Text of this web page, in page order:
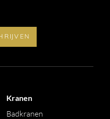
Kranen
Badkranen